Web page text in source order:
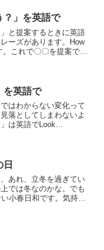
？」を英語で
」と提案するときに英語
ーズがあります。How
これで〇〇を提案でき
を英語で
はわからない変化って
落としてしまわないよ
は英語でLook
あれ、立冬を過ぎてい
では冬なのかな。でも
小春日和です。気持ち